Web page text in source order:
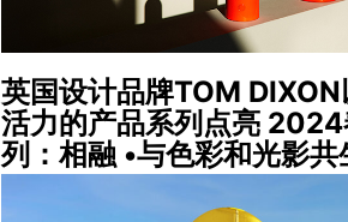
英国设计品牌TOM
活力的产品系列点亮
列：相融 •与色彩和光影共